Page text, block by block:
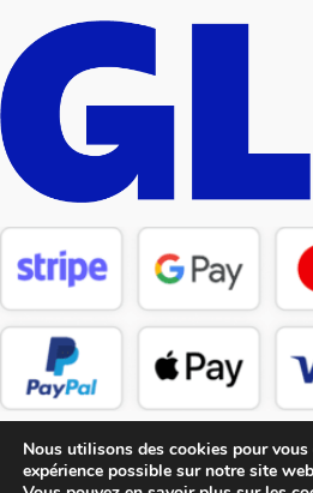
Nous utilisons des cookies pour
expérience possible sur notre site